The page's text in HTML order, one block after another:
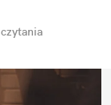
czytania